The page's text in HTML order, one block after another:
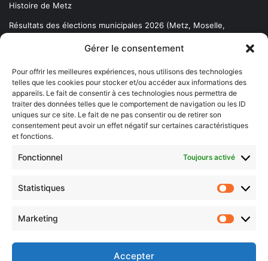
Gérer le consentement
Pour offrir les meilleures expériences, nous utilisons des technologies
telles que les cookies pour stocker et/ou accéder aux informations des
appareils. Le fait de consentir à ces technologies nous permettra de
traiter des données telles que le comportement de navigation ou les ID
uniques sur ce site. Le fait de ne pas consentir ou de retirer son
consentement peut avoir un effet négatif sur certaines caractéristiques
et fonctions.
Fonctionnel Toujours activé
Statistiques
Marketing
Accepter
Histoire de Metz
Résultats des élections municipales 2026 (Metz, Moselle,
Newsletter gratuite
Choisissez : matin, soir ou hebdo ?
votre